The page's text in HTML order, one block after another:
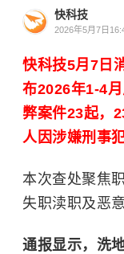
快科技
2026年5月7日
快科技5月7日
布2026年1-4
弊案件23起，
人因涉嫌刑事
本次查处聚焦
失职渎职及恶
通报显示，洗